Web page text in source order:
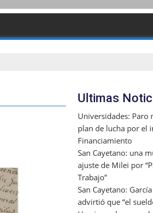
Ultimas
Universidades: Paro
plan de lucha por el
Financiamiento
San Cayetano: una
ajuste de Milei por
Trabajo”
San Cayetano:
advirtió que “el